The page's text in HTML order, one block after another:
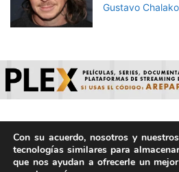
Gustavo
© ArepaVolatil.Com 2021-2025 -
IA. | Todos los
Con su acuerdo, nosotros y
tecnologías similares para
que nos ayudan a ofrecerle un